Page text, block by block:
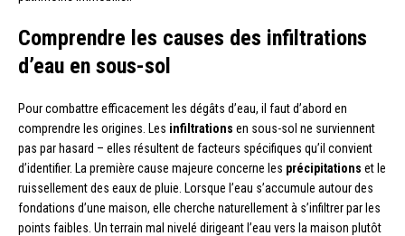
Comprendre les causes des infiltrations
d’eau en sous-sol
Pour combattre efficacement les dégâts d’eau, il faut d’abord en
comprendre les origines. Les infiltrations en sous-sol ne surviennent
pas par hasard – elles résultent de facteurs spécifiques qu’il convient
d’identifier. La première cause majeure concerne les précipitations et le
ruissellement des eaux de pluie. Lorsque l’eau s’accumule autour des
fondations d’une maison, elle cherche naturellement à s’infiltrer par les
points faibles. Un terrain mal nivelé dirigeant l’eau vers la maison plutôt